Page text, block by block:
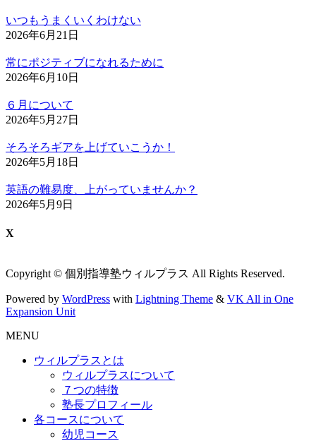
いつもうまくいくわけない
2026年6月21日
常にポジティブになれるために
2026年6月10日
６月について
2026年5月27日
そろそろギアを上げていこうか！
2026年5月18日
英語の難易度、上がっていませんか？
2026年5月9日
X
Copyright © 個別指導塾ウィルプラス All Rights Reserved.
Powered by WordPress with Lightning Theme & VK All in One
Expansion Unit
MENU
ウィルプラスとは
ウィルプラスについて
７つの特徴
塾長プロフィール
各コースについて
幼児コース